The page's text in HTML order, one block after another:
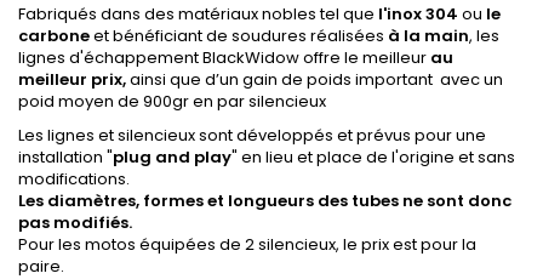
Fabriqués dans des matériaux nobles tel que l'inox 304 ou le
carboneet bénéficiant de soudures réalisées à la main, les
lignes d'échappement BlackWidow offre le meilleur au
meilleur prix,ainsi que d’un gain de poids important avec un
poid moyen de 900gr en par silencieux
Les lignes et silencieux sont développés et prévus pour une
installation "plug and play" en lieu et place de l'origine et sans
modifications.
Les diamètres, formes et longueurs des tubes ne sont donc
pas modifiés.
Pour les motos équipées de 2 silencieux, le prix est pour la
paire.